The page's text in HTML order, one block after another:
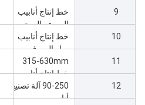
سي الرأس مرتين
9
خط إنتاج أنابيب
الصرف الصحي
110-250mm
PVC
10
خط إنتاج أنابيب
مياه الصرف
الصحي الكبيرة
250-400 مم PVC
11
315-630mm
خط إنتاج أنابيب
PVC كبيرة الحجم
12
90-250 آلة تصنيع
أنابيب من